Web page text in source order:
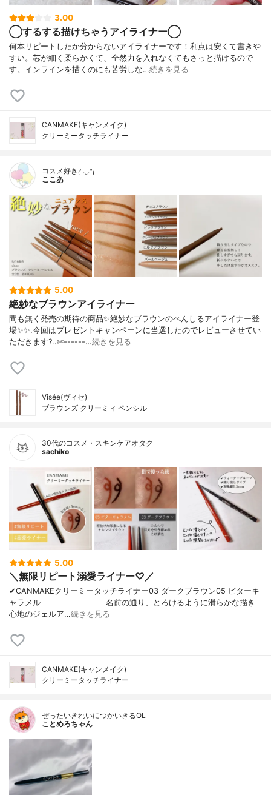
3.00
◯するする描けちゃうアイライナー◯
何本リピートしたか分からないアイライナーです！利点は安くて書きや
すい。芯が細く柔らかくて、全然力を入れなくてもさっと描けるので
す。インラインを描くのにも苦労しな…続きを見る
CANMAKE(キャンメイク)
クリーミータッチライナー
コスメ好き₍ᐢ.ˬ.ᐢ₎
ここあ
5.00
絶妙なブラウンアイライナー
間も無く発売の期待の商品✨絶妙なブラウンのぺんしるアイライナー登
場✨✨.今回はプレゼントキャンペーンに当選したのでレビューさせてい
ただきます?..✄------…続きを見る
Visée(ヴィセ)
ブラウンズ クリーミィ ペンシル
30代のコスメ・スキンケアオタク
sachiko
5.00
＼無限リピート溺愛ライナー♡／
✔︎CANMAKEクリーミータッチライナー03 ダークブラウン05 ビターキ
ャラメル────────────名前の通り、とろけるように滑らかな描き
心地のジェルア…続きを見る
CANMAKE(キャンメイク)
クリーミータッチライナー
ぜったいきれいにつかいきるOL
ことめろちゃん